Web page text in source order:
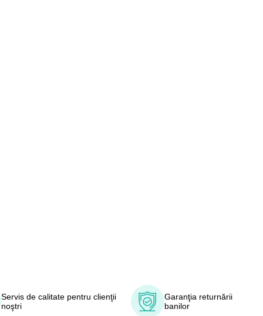
Servis de calitate pentru clienţii
noştri
Garanţia returnării
banilor